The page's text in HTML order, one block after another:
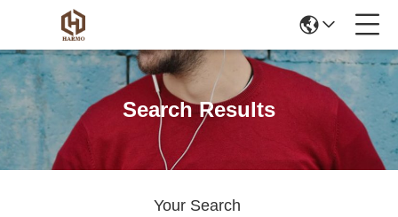
Search Results
Your Search